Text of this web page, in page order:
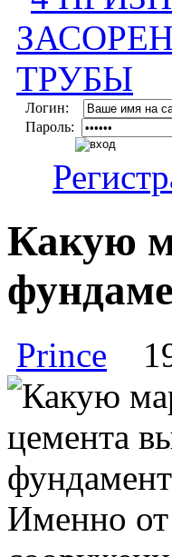
Логин:
Пароль:
Какую
Prince
Именно от